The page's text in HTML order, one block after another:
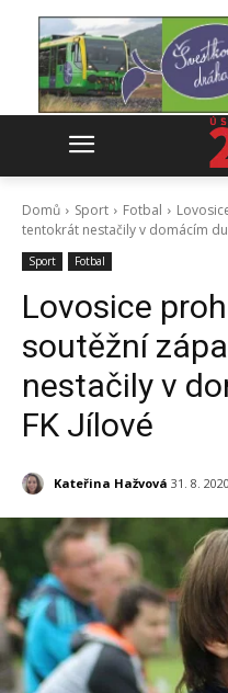
Domů Sport Fotbal
tentokrát nestačily v domácím
Sport Fotbal
Lovosice
soutěžní
nestačily v
FK Jílové
Kateřina Hažvová 31. 8. 2020